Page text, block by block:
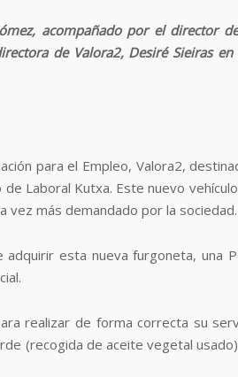
acompañado por el director
de Valora2, Desiré Sieiras en
para el Empleo, Valora2,
Laboral Kutxa. Este nuevo
vez más demandado por la sociedad.
esta nueva furgoneta, una
realizar de forma correcta su
(recogida de aceite vegetal